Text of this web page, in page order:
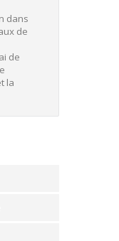
dans
de
de
la